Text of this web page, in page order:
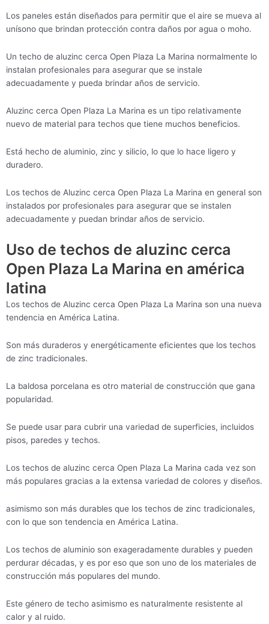
Los paneles están diseñados para permitir que el aire se mueva al
unísono que brindan protección contra daños por agua o moho.
Un techo de aluzinc cerca Open Plaza La Marina normalmente lo
instalan profesionales para asegurar que se instale
adecuadamente y pueda brindar años de servicio.
Aluzinc cerca Open Plaza La Marina es un tipo relativamente
nuevo de material para techos que tiene muchos beneficios.
Está hecho de aluminio, zinc y silicio, lo que lo hace ligero y
duradero.
Los techos de Aluzinc cerca Open Plaza La Marina en general son
instalados por profesionales para asegurar que se instalen
adecuadamente y puedan brindar años de servicio.
Uso de techos de aluzinc cerca
Open Plaza La Marina en américa
latina
Los techos de Aluzinc cerca Open Plaza La Marina son una nueva
tendencia en América Latina.
Son más duraderos y energéticamente eficientes que los techos
de zinc tradicionales.
La baldosa porcelana es otro material de construcción que gana
popularidad.
Se puede usar para cubrir una variedad de superficies, incluidos
pisos, paredes y techos.
Los techos de aluzinc cerca Open Plaza La Marina cada vez son
más populares gracias a la extensa variedad de colores y diseños.
asimismo son más durables que los techos de zinc tradicionales,
con lo que son tendencia en América Latina.
Los techos de aluminio son exageradamente durables y pueden
perdurar décadas, y es por eso que son uno de los materiales de
construcción más populares del mundo.
Este género de techo asimismo es naturalmente resistente al
calor y al ruido.